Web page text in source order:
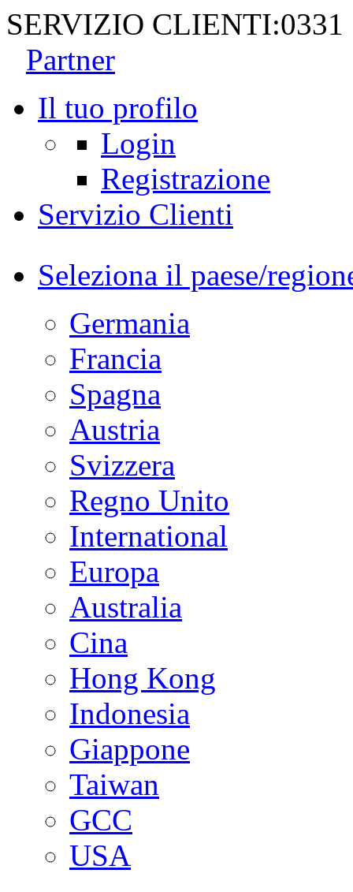
SERVIZIO CLIENTI:0331
Partner
Il tuo profilo
Login
Registrazione
Servizio Clienti
Seleziona il paese/
Germania
Francia
Spagna
Austria
Svizzera
Regno Unito
International
Europa
Australia
Cina
Hong Kong
Indonesia
Giappone
Taiwan
GCC
USA